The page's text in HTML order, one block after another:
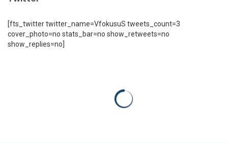
[fts_twitter twitter_name=VfokusuS tweets_count=3
cover_photo=no stats_bar=no show_retweets=no
show_replies=no]